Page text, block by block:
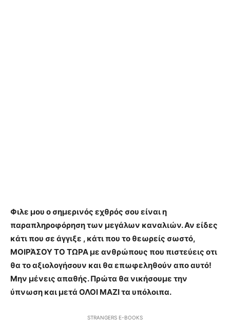
Φιλε μου ο σημερινός εχθρός σου είναι η
παραπληροφόρηση των μεγάλων καναλιών. Αν είδες
κάτι που σε άγγιξε , κάτι που το θεωρείς σωστό,
ΜΟΙΡΆΣΟΥ ΤΟ ΤΩΡΑ με ανθρώπους που πιστεύεις οτι
θα το αξιολογήσουν και θα επωφεληθούν απο αυτό!
Μην μένεις απαθής. Πρώτα θα νικήσουμε την
ύπνωση και μετά ΟΛΟΙ ΜΑΖΙ τα υπόλοιπα.
STRANGERS E-BOOKS